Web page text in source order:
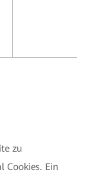
zu
Cookies. Ein